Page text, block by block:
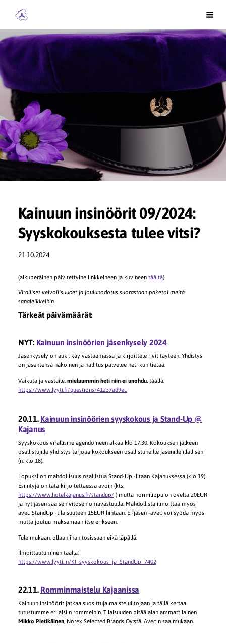
sivunKainuun Insinöörit ry
Kainuun insinöörit 09/2024:
Syyskokouksesta tulee vitsi?
21.10.2024
(alkuperäinen päivitettyine linkkeineen ja kuvineen täältä)
Viralliset velvollisuudet ja joulunodotus suorastaan paketoi meitä
sanaleikkeihin.
Tärkeät päivämäärät:
NYT: Kainuun insinöörien jäsenkysely 2024
Jäsenkysely on auki, käy vastaamassa ja kirjoittele rivit täyteen. Yhdistys
on jäsentensä näköinen ja hallitus palvelee heti kun tietää.
Vaikuta ja vastaile, mieluummin heti niin ei unohdu, täällä:
https://www.lyyti.fi/questions/41237ad9ec
20.11. Kainuun insinöörien syyskokous ja Stand-Up @
Kajanus
Syyskokous virallisine agendoineen alkaa klo 17:30. Kokouksen jälkeen
osallistujille yhdistys tarjoaa kokoukseen osallistuneille jäsenille illallisen
(n. klo 18).
Lopuksi on mahdollisuus osallistua Stand-Up -iltaan Kajanuksessa (klo 19).
Esiintyjä on tätä kirjoitettaessa avoin (kts.
https://www.hotelkajanus.fi/standup/) mutta normilippu on ovelta 20EUR
ja nyt jäsen saa sen vitosen omavastuulla. Mahdollista ilmoittaa myös
avec StandUp -tilaisuuteen 15EUR hintaan. Ei-jäsen -avec voi syödä myös
mutta joutuu maksamaan itse erikseen.
Tule mukaan, ollaan ihan tosissaan eikä läpällä.
Ilmoittautuminen täällä:
https://www.lyyti.in/KI_syyskokous_ja_StandUp_7402
22.11. Romminmaistelu Kajaanissa
Kainuun Insinöörit jatkaa suosittuja maisteluiltojaan ja tällä kertaa
tutustumme erilaisiin rommeihin. Tilaisuuden pitää alan ammattilainen
Mikko Pietikäinen, Norex Selected Brands Oy:stä. Avecin saa mukaan.